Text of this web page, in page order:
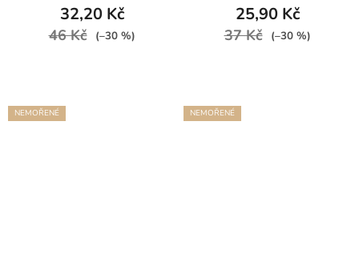
32,20 Kč
46 Kč (–30 %)
25,90 Kč
37 Kč (–30 %)
NEMOŘENÉ NEMOŘENÉ